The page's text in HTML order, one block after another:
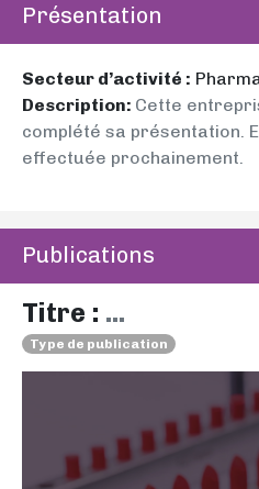
Présentation
Secteur d’activité :
Description: Cette
complété sa présentation.
effectuée prochainement.
Publications
Titre : ...
Type de publication